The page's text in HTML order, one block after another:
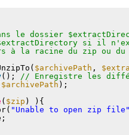
le dossier
si il
à la racine du zip ou
$archivePath ,
();
// Enregistre les
$archivePath );
( $zip ) ){
"Unable to open zip